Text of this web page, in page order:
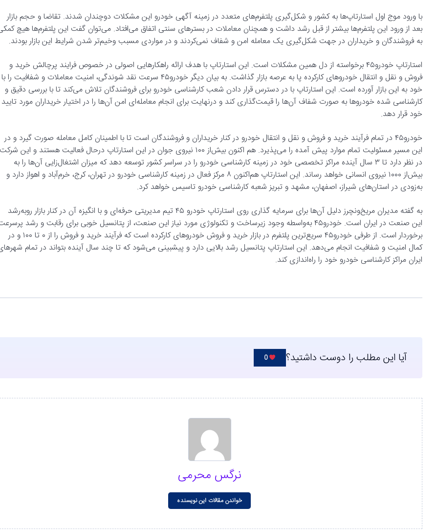
با ورود موج اول استارتاپ‌ها به کشور و شکل‌گیری پلتفرم‌های متعدد در زمینه آگهی خودرو این مشکلات دوچندان شدند. تقاضا و حجم بازار
بعد از ورود این پلتفرم‌ها بیشتر از قبل رشد داشت و همچنان معاملات در بسترهای سنتی اتفاق می‌افتاد. می‌توان گفت این پلتفرم‌ها هیچ‌
به فروشندگان و خریداران در جهت شکل‌گیری یک معامله امن و شفاف نمی‌کردند و در مواردی مسبب وخیم‌تر شدن شرایط این بازار بودند.
استارتاپ خودرو۴۵ برخواسته از دل همین مشکلات است. این استارتاپ با هدف ارائه راهکار‌هایی اصولی در خصوص فرایند پرچالش خرید و
فروش و نقل و انتقال خودرو‌های کارکرده پا به عرصه بازار گذاشت. به بیان دیگر خودرو۴۵ سرعت نقد شوندگی، امنیت معاملات و شفافیت را با
خود به این بازار آورده است. این استارتاپ با در دسترس قرار دادن شعب کارشناسی خودرو برای فروشندگان تلاش می‌کند تا با بررسی دقیق و
کارشناسی شده خودرو‌ها به صورت شفاف آن‌ها را قیمت‌گذاری کند و درنهایت برای انجام معامله‌ای امن آن‌ها را در اختیار خریداران مورد تایید
خود قرار دهد.
خودرو۴۵ در تمام فرآیند خرید و فروش و نقل و انتقال خودرو در کنار خریداران و فروشندگان است تا با اطمینان کامل معامله صورت گیرد و در
این مسیر مسئولیت تمام موارد پیش آمده را می‌پذیرد. هم اکنون بیش‌از ۱۰۰ نیروی جوان در این استارتاپ درحال فعالیت هستند و این شرکت
در نظر دارد تا ۳ سال آینده مراکز تخصصی خود در زمینه کارشناسی خودرو را در سراسر کشور توسعه دهد که میزان اشتغال‌زایی آن‌ها را به
بیش‌از ۱۰۰۰ نیروی انسانی خواهد رساند. این استارتاپ هم‌اکنون ۸ مرکز فعال در زمینه کارشناسی خودرو در تهران، کرج، خرم‌آباد و اهواز دارد و
به‌زودی در استان‌های شیراز، اصفهان، مشهد و تبریز شعبه کارشناسی خودرو تاسیس خواهد کرد.
به گفته مدیران مریخ‌ونچرز دلیل آن‌ها برای سرمایه گذاری روی استارتاپ خودرو ۴۵ تیم مدیریتی حرفه‌ای و با انگیزه آن در کنار بازار روبه‌رشد
این صنعت در ایران است. خودرو۴۵ به‌واسطه وجود زیرساخت و تکنولوژی مورد نیاز این صنعت، از پتانسیل خوبی برای رقابت و رشد
برخوردار است. از طرفی خودرو۴۵ سریع‌ترین پلتفرم در بازار خرید و فروش خودرو‌های کارکرده است که فرآیند خرید و فروش را از ۰ تا ۱۰۰ و در
کمال امنیت و شفافیت انجام می‌دهد. این استارتاپ پتانسیل رشد بالایی دارد و پیشبینی می‌شود که تا چند سال آینده بتواند در تمام
ایران مراکز کارشناسی خودرو خود را راه‌اندازی کند.
آیا این مطلب را دوست داشتید؟ 0
نرگس محرمی
خواندن مقالات این نویسنده